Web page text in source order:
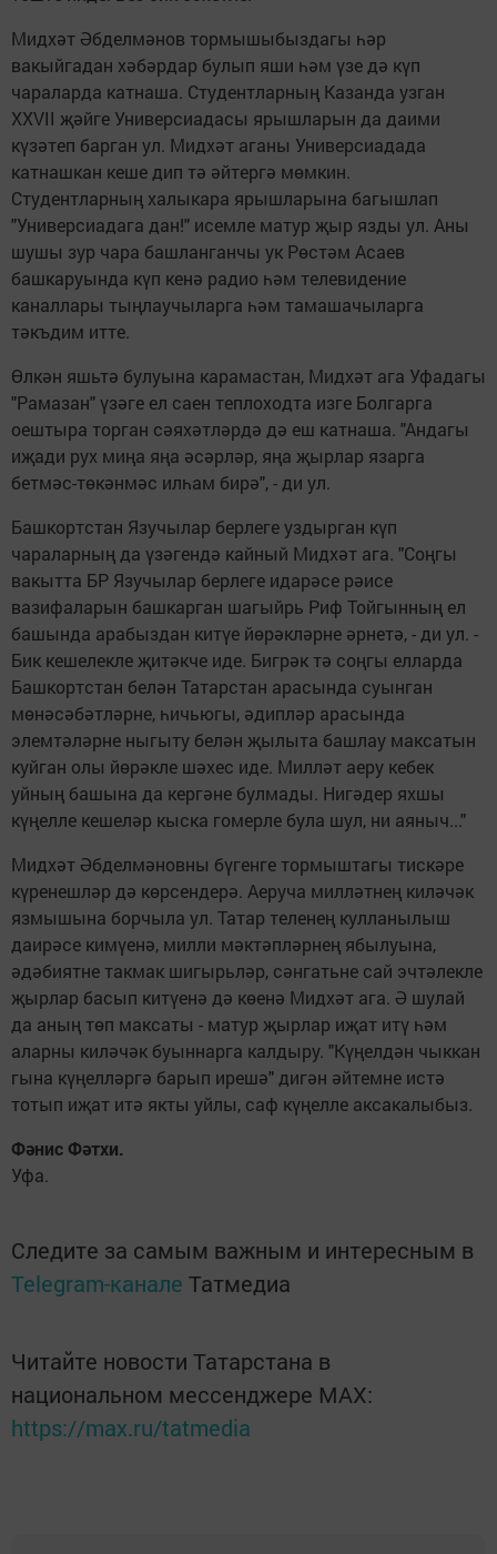
Мидхәт Әбделмәнов тормышыбыздагы һәр
вакыйгадан хәбәрдар булып яши һәм үзе дә күп
чараларда катнаша. Студентларның Казанда узган
XXVII җәйге Универсиадасы ярышларын да даими
күзәтеп барган ул. Мидхәт аганы Универсиадада
катнашкан кеше дип тә әйтергә мөмкин.
Студентларның халыкара ярышларына багышлап
"Универсиадага дан!" исемле матур җыр язды ул. Аны
шушы зур чара башланганчы ук Рөстәм Асаев
башкаруында күп кенә радио һәм телевидение
каналлары тыңлаучыларга һәм тамашачыларга
тәкъдим итте.
Өлкән яшьтә булуына карамастан, Мидхәт ага Уфадагы
"Рамазан" үзәге ел саен теплоходта изге Болгарга
оештыра торган сәяхәтләрдә дә еш катнаша. "Андагы
иҗади рух миңа яңа әсәрләр, яңа җырлар язарга
бетмәс-төкәнмәс илһам бирә", - ди ул.
Башкортстан Язучылар берлеге уздырган күп
чараларның да үзәгендә кайный Мидхәт ага. "Соңгы
вакытта БР Язучылар берлеге идарәсе рәисе
вазифаларын башкарган шагыйрь Риф Тойгынның ел
башында арабыздан китүе йөрәкләрне әрнетә, - ди ул. -
Бик кешелекле җитәкче иде. Бигрәк тә соңгы елларда
Башкортстан белән Татарстан арасында суынган
мөнәсәбәтләрне, һичьюгы, әдипләр арасында
элемтәләрне ныгыту белән җылыта башлау максатын
куйган олы йөрәкле шәхес иде. Милләт аеру кебек
уйның башына да кергәне булмады. Нигәдер яхшы
күңелле кешеләр кыска гомерле була шул, ни аяныч..."
Мидхәт Әбделмәновны бүгенге тормыштагы тискәре
күренешләр дә көрсендерә. Аеруча милләтнең киләчәк
язмышына борчыла ул. Татар теленең кулланылыш
даирәсе кимүенә, милли мәктәпләрнең ябылуына,
әдәбиятне такмак шигырьләр, сәнгатьне сай эчтәлекле
җырлар басып китүенә дә көенә Мидхәт ага. Ә шулай
да аның төп максаты - матур җырлар иҗат итү һәм
аларны киләчәк буыннарга калдыру. "Күңелдән чыккан
гына күңелләргә барып ирешә" дигән әйтемне истә
тотып иҗат итә якты уйлы, саф күңелле аксакалыбыз.
Фәнис Фәтхи.
Уфа.
Следите за самым важным и интересным в
Telegram-канале Татмедиа
Читайте новости Татарстана в
национальном мессенджере MАХ:
https://max.ru/tatmedia